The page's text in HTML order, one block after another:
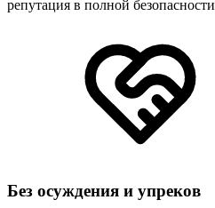
репутация в полной безопасности
Без осуждения и упреков